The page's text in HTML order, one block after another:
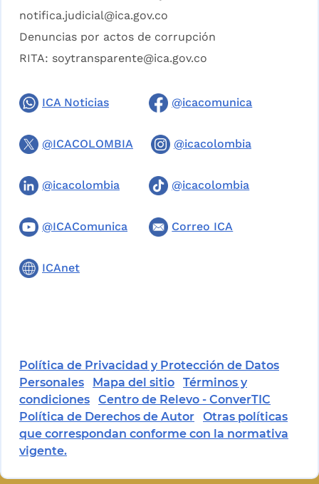
notifica.judicial@ica.gov.co
Denuncias por actos de corrupción
RITA: soytransparente@ica.gov.co
ICA Noticias @icacomunica
@ICACOLOMBIA @icacolombia
@icacolombia @icacolombia
@ICAComunica Correo ICA
ICAnet
Política de Privacidad y Protección de Datos
Personales
Mapa del sitio
Términos y
condiciones
Centro de Relevo - ConverTIC
Política de Derechos de Autor
Otras políticas
que correspondan conforme con la normativa
vigente.